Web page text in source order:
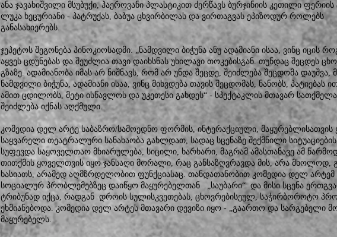
ანა ჯავახიშვილი მსუბუქი, ჰაეროვანი პლასტიკით ძერწავს ბურჯინიის კეთილი ფერიის
ლუკა ხეცურიანი - პატრუქას, ბაბუა ცხვირბილას და ვირთაგვას ეპიზოდურ როლებს
განასახიერებს.
ჯეპეტოს შეგონება პინოკიოსადმი: „ნამდვილი ბიჭუნა ანუ ადამიანი ისაა, ვინც იცის
აყვეს ცდუნებას და შეუძლია თავი დაიხსნას უხილავი თოკებისგან. თუნდაც შეცდეს
გზაზე. ადამიანობა იმას არ ნიშნავს, რომ არ უნდა შეცდე, შეიძლება შეცდომა დაუშვა,
ნამდვილი ბიჭუნა, ადამიანი ისაა, ვინც მიხვდება თავის შეცდომას, ნანობს, პატიებას
ამით ცდილობს, მეტი ისწავლოს და უკეთესი გახდეს“ - სპექტაკლის მთავარ
შეიძლება იქნას აღქმული.
კომედია დელ არტე საბაზრო/სამოედნო ფორმის, ინტერაქციული, მაყურებლისათვის
საყვარელი თეატრალური სანახაობა გახლდათ, სადაც სცენაზე შექმნილი
სუფევდა საყოველთაო მხიარულება, სიცილი, ხარხარი, მაგრამ ამასთანავე ამ
თითქმის ყოველთვის იყო ჯანსაღი მორალი, რაც განსაზღვრავდა მის, არა მხოლოდ,
ხასიათს, არამედ აღმზრდელობით ფუნქციასაც. თანდათანობით კომედია დელ არტემ
სოციალურ პრობლემებზეც დაიწყო მაყურებელთან „საუბარი“ და მისი სცენა
ტრიბუნად იქცა, რადგან დროის სულისკვეთებას, ცხოვრებისეულ, საჭირბოროტო
ეხმიანებოდა. კომედია დელ არტეს მთავარი დევიზი იყო - „გაართო და სარგებელი
მაყურებელს.